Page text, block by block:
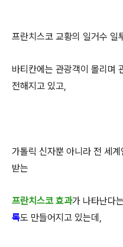
프란치스코 교황의 일거수 일
바티칸에는 관광객이 몰리며
전해지고 있고,
가톨릭 신자뿐 아니라 전 세계
받는
프란치스코 효과가 나타난다
록도 만들어지고 있는데,